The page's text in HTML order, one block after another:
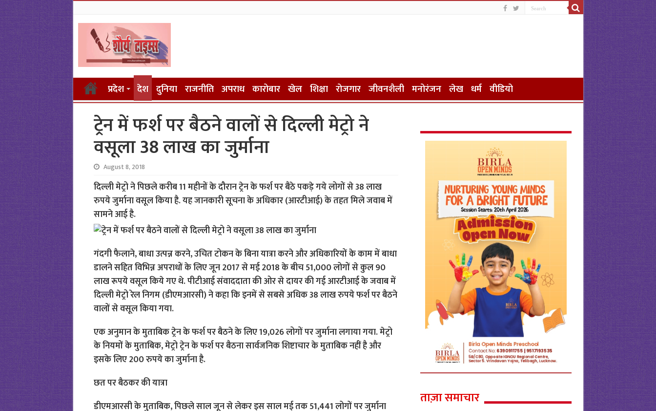
प्रदेश देश दुनिया राजनीति अपराध कारोबार खेल शिक्षा रोजगार जीवनशैली मनोरंजन लेख धर्म वीडियो
ट्रेन में फर्श पर बैठने वालों से दिल्ली मेट्रो ने
वसूला 38 लाख का जुर्माना
August 8, 2018
दिल्ली मेट्रो ने पिछले करीब 11 महीनों के दौरान ट्रेन के फर्श पर बैठे पकड़े गये लोगों से 38 लाख
रुपये जुर्माना वसूल किया है. यह जानकारी सूचना के अधिकार (आरटीआई) के तहत मिले जवाब में
सामने आई है.
गंदगी फैलाने, बाधा उत्पन्न करने, उचित टोकन के बिना यात्रा करने और अधिकारियों के काम में बाधा
डालने सहित विभिन्न अपराधों के लिए जून 2017 से मई 2018 के बीच 51,000 लोगों से कुल 90
लाख रूपये वसूल किये गए थे. पीटीआई संवाददाता की ओर से दायर की गई आरटीआई के जवाब में
दिल्ली मेट्रो रेल निगम (डीएमआरसी) ने कहा कि इनमें से सबसे अधिक 38 लाख रुपये फर्श पर बैठने
वालों से वसूल किया गया.
एक अनुमान के मुताबिक ट्रेन के फर्श पर बैठने के लिए 19,026 लोगों पर जुर्माना लगाया गया. मेट्रो
के नियमों के मुताबिक, मेट्रो ट्रेन के फर्श पर बैठना सार्वजनिक शिष्टाचार के मुताबिक नहीं है और
इसके लिए 200 रुपये का जुर्माना है.
छत पर बैठकर की यात्रा
डीएमआरसी के मुताबिक, पिछले साल जून से लेकर इस साल मई तक 51,441 लोगों पर जुर्माना
ताज़ा समाचार